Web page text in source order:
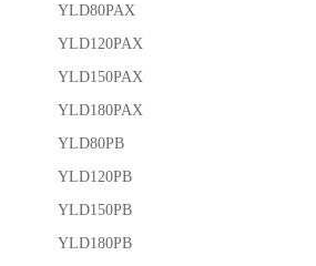
YLD80PAX
YLD120PAX
YLD150PAX
YLD180PAX
YLD80PB
YLD120PB
YLD150PB
YLD180PB